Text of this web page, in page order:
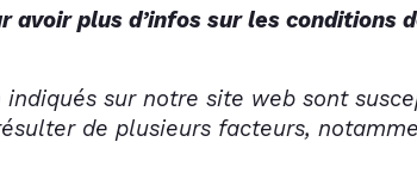
avoir plus d’infos sur les conditions
sur notre site web sont
de plusieurs facteurs,